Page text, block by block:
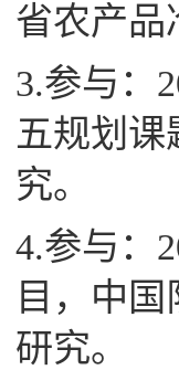
省农产品
3.参与：
五规划课
究。
4.参与：
目，中
研究。